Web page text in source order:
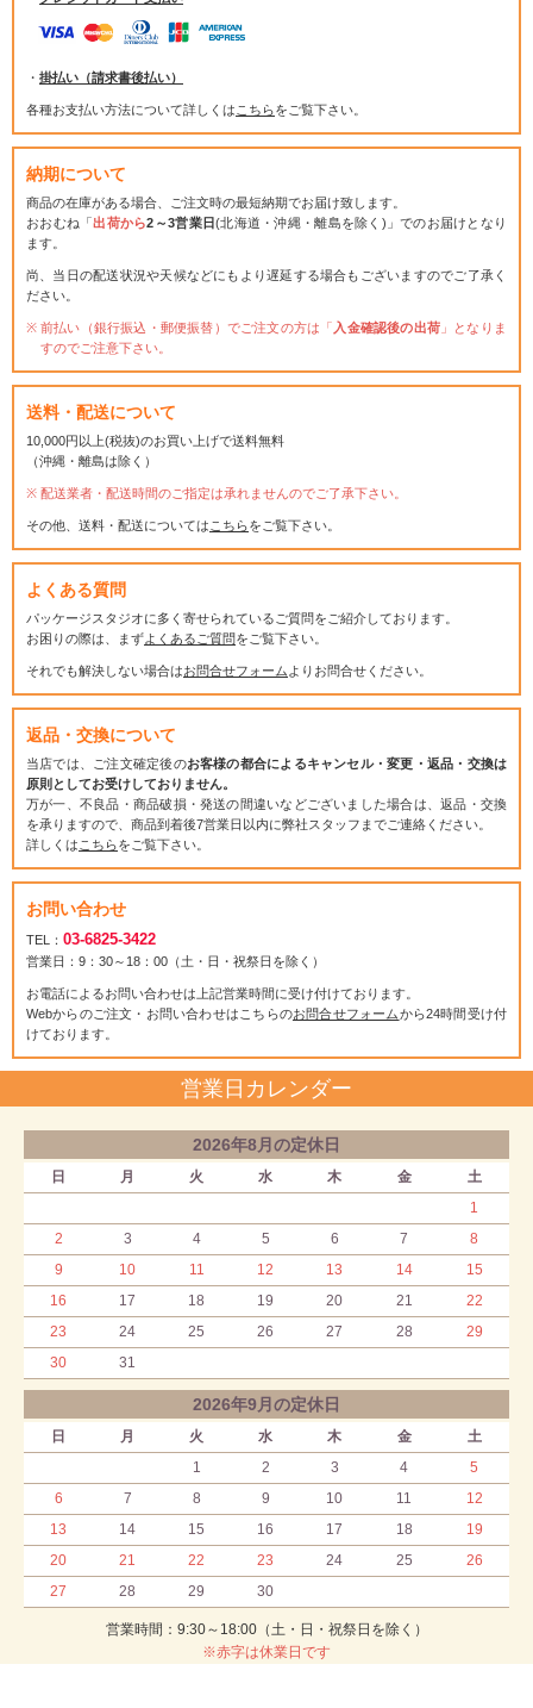
・ 掛払い（請求書後払い）
各種お支払い方法について詳しくは こちらをご覧下さい。
納期について
商品の在庫がある場合、ご注文時の最短納期でお届け致します。
おおむね「出荷から2～3営業日(北海道・沖縄・離島を除く)」でのお届けとなり
ます。
尚、当日の配送状況や天候などにもより遅延する場合もございますのでご了承く
ださい。
前払い（銀行振込・郵便振替）でご注文の方は「 入金確認後の出荷 」となりま
すのでご注意下さい。
送料・配送について
10,000円以上(税抜)のお買い上げで送料無料
（沖縄・離島は除く）
配送業者・配送時間のご指定は承れませんのでご了承下さい。
その他、送料・配送については こちらをご覧下さい。
よくある質問
パッケージスタジオに多く寄せられているご質問をご紹介しております。
お困りの際は、まずよくあるご質問をご覧下さい。
それでも解決しない場合はお問合せフォーム よりお問合せください。
返品・交換について
当店では、ご注文確定後のお客様の都合によるキャンセル・変更・返品・交換は
原則としてお受けしておりません。
万が一、不良品・商品破損・発送の間違いなどございました場合は、返品・交換
を承りますので、商品到着後7営業日以内に弊社スタッフまでご連絡ください。
詳しくは こちらをご覧下さい。
お問い合わせ
TEL： 03-6825-3422
営業日：9：30～18：00（土・日・祝祭日を除く）
お電話によるお問い合わせは上記営業時間に受け付けております。
Webからのご注文・お問い合わせはこちらのお問合せフォームから24時間受け付
けております。
営業日カレンダー
2026年8月の定休日
日 月 火 水 木 金
土
1
2
3 4 5 6 7
8
9
10 11 12 13 14
15
16
17 18 19 20 21
22
23
24 25 26 27 28
29
30
31
2026年9月の定休日
日 月 火 水 木 金
土
1
2 3 4
5
6
7 8 9 10 11
12
13
14 15 16 17 18
19
20
21 22 23 24 25
26
27
28 29 30
営業時間：9:30～18:00（土・日・祝祭日を除く）
※赤字は休業日です